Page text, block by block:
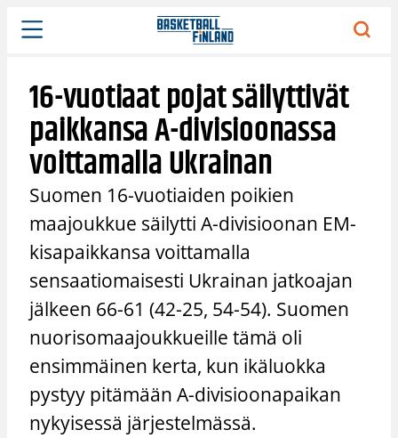
Siirry
sisältöön
16-vuotiaat pojat säilyttivät
paikkansa A-divisioonassa
voittamalla Ukrainan
Suomen 16-vuotiaiden poikien
maajoukkue säilytti A-divisioonan EM-
kisapaikkansa voittamalla
sensaatiomaisesti Ukrainan jatkoajan
jälkeen 66-61 (42-25, 54-54). Suomen
nuorisomaajoukkueille tämä oli
ensimmäinen kerta, kun ikäluokka
pystyy pitämään A-divisioonapaikan
nykyisessä järjestelmässä.